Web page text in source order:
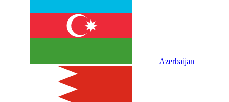
Azerbaijan